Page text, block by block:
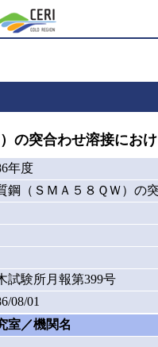
の突合わせ溶接にお
年度
鋼（ＳＭＡ５８ＱＷ）の
試験所月報第399号
08/01
室／機関名